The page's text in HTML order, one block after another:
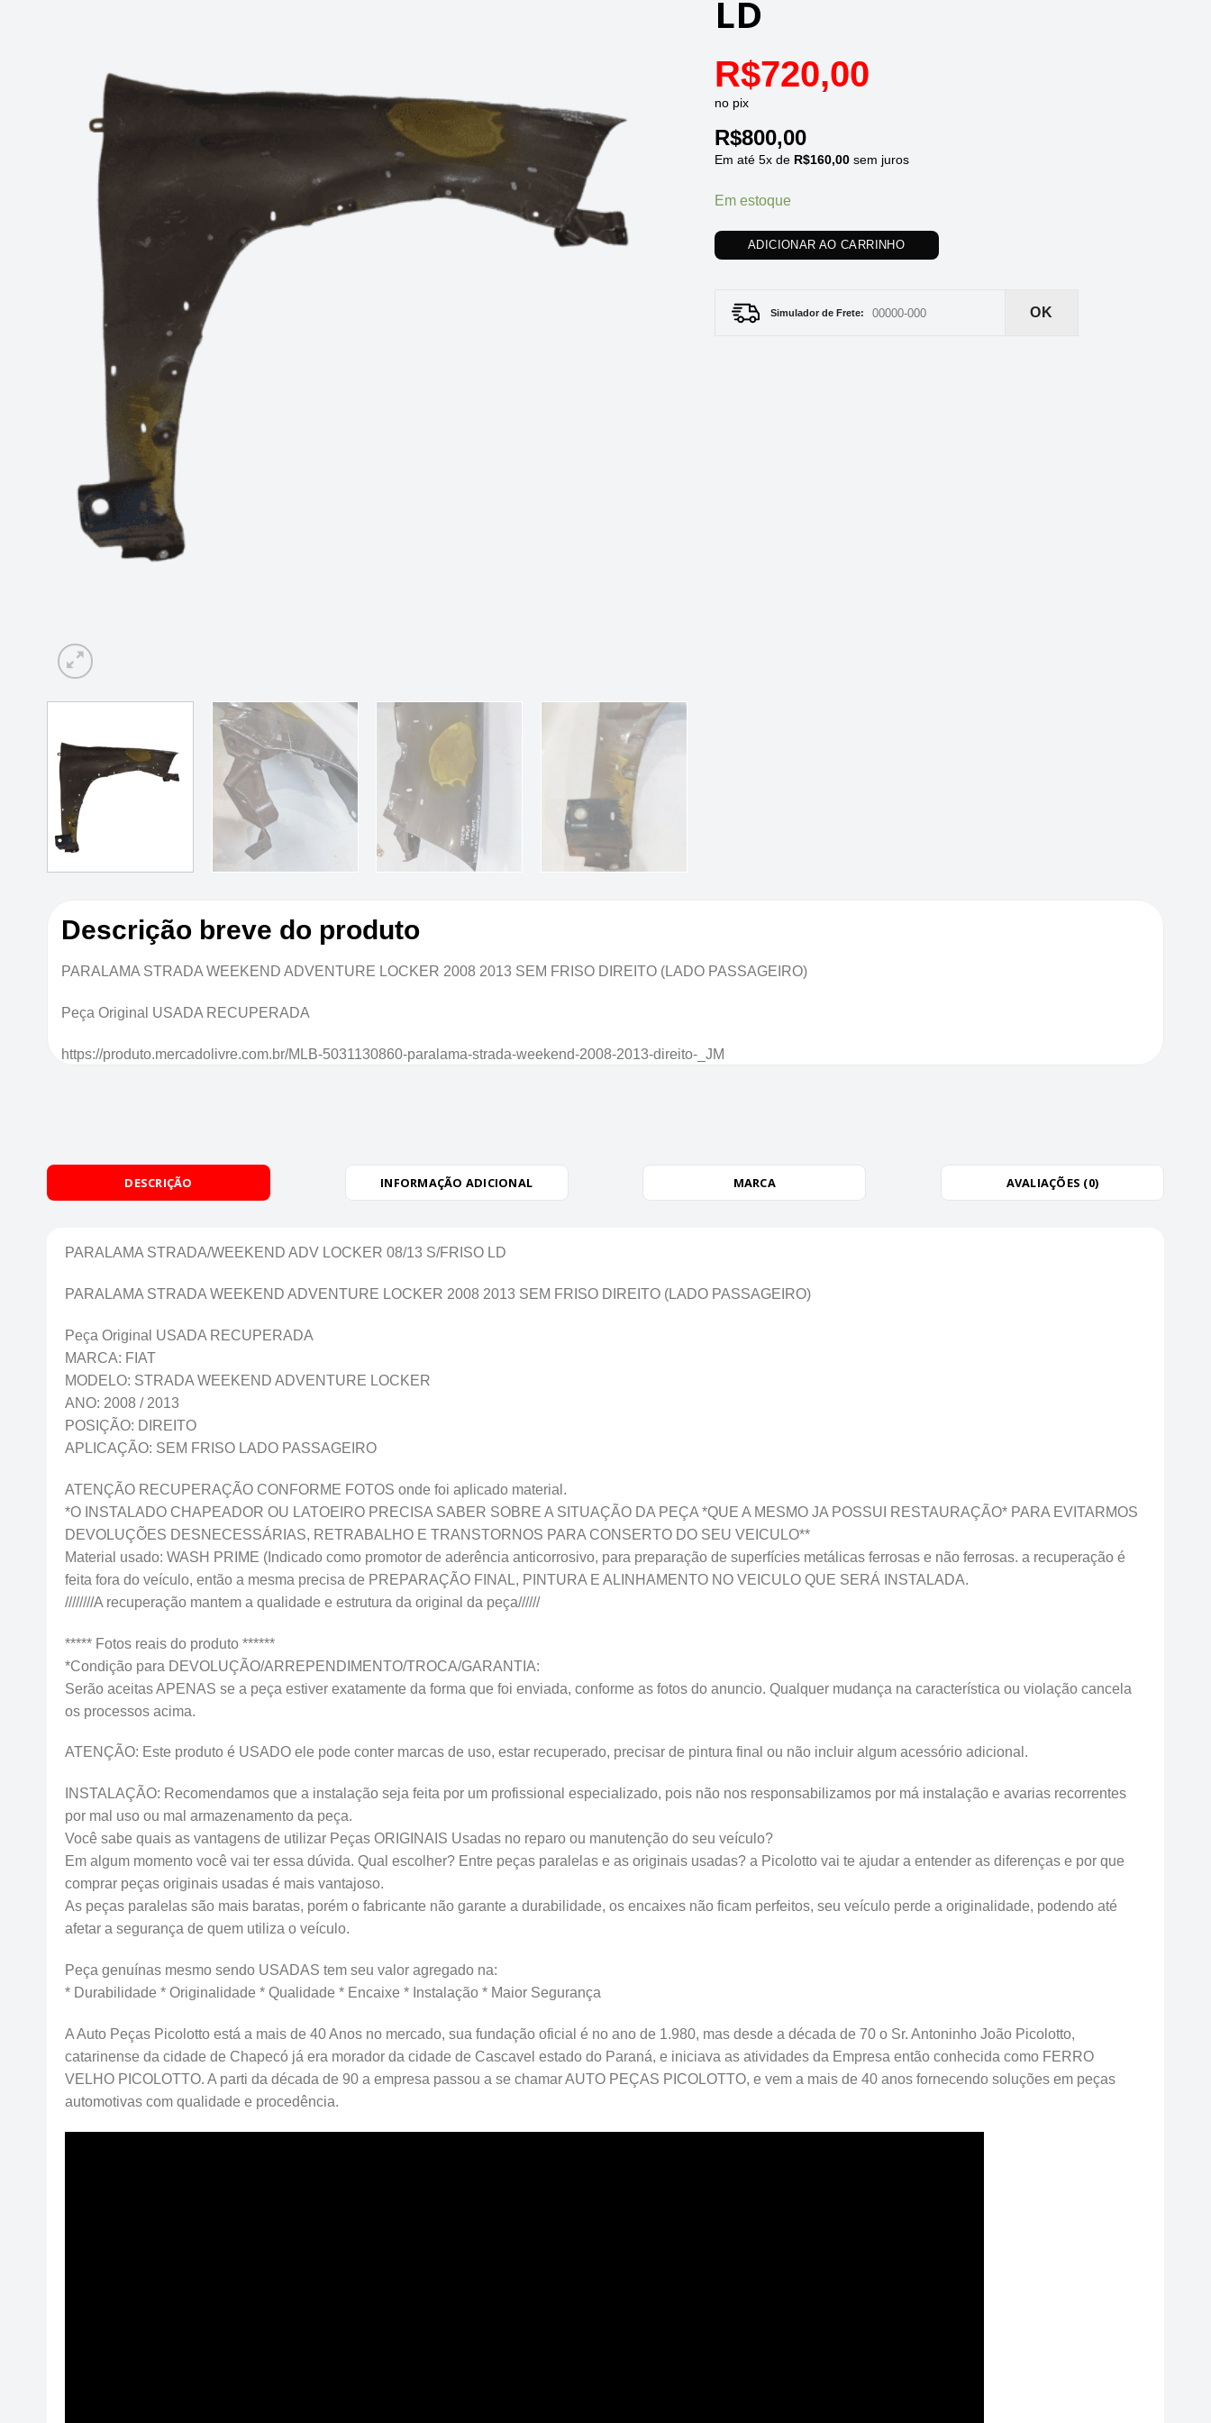
LD
R$720,00
no pix
R$800,00
Em até 5x de R$160,00sem juros
Em estoque
ADICIONAR AO CARRINHO
Simulador de Frete: OK
Descrição breve do produto
PARALAMA STRADA WEEKEND ADVENTURE LOCKER 2008 2013 SEM FRISO DIREITO (LADO PASSAGEIRO)
Peça Original USADA RECUPERADA
https://produto.mercadolivre.com.br/MLB-5031130860-paralama-strada-weekend-2008-2013-direito-_JM
DESCRIÇÃO INFORMAÇÃO ADICIONAL MARCA AVALIAÇÕES (0)
PARALAMA STRADA/WEEKEND ADV LOCKER 08/13 S/FRISO LD
PARALAMA STRADA WEEKEND ADVENTURE LOCKER 2008 2013 SEM FRISO DIREITO (LADO PASSAGEIRO)
Peça Original USADA RECUPERADA
MARCA: FIAT
MODELO: STRADA WEEKEND ADVENTURE LOCKER
ANO: 2008 / 2013
POSIÇÃO: DIREITO
APLICAÇÃO: SEM FRISO LADO PASSAGEIRO
ATENÇÃO RECUPERAÇÃO CONFORME FOTOS onde foi aplicado material.
*O INSTALADO CHAPEADOR OU LATOEIRO PRECISA SABER SOBRE A SITUAÇÃO DA PEÇA *QUE A MESMO JA POSSUI RESTAURAÇÃO* PARA EVITARMOS
DEVOLUÇÕES DESNECESSÁRIAS, RETRABALHO E TRANSTORNOS PARA CONSERTO DO SEU VEICULO**
Material usado: WASH PRIME (Indicado como promotor de aderência anticorrosivo, para preparação de superfícies metálicas ferrosas e não ferrosas. a recuperação é
feita fora do veículo, então a mesma precisa de PREPARAÇÃO FINAL, PINTURA E ALINHAMENTO NO VEICULO QUE SERÁ INSTALADA.
////////A recuperação mantem a qualidade e estrutura da original da peça//////
***** Fotos reais do produto ******
*Condição para DEVOLUÇÃO/ARREPENDIMENTO/TROCA/GARANTIA:
Serão aceitas APENAS se a peça estiver exatamente da forma que foi enviada, conforme as fotos do anuncio. Qualquer mudança na característica ou violação cancela
os processos acima.
ATENÇÃO: Este produto é USADO ele pode conter marcas de uso, estar recuperado, precisar de pintura final ou não incluir algum acessório adicional.
INSTALAÇÃO: Recomendamos que a instalação seja feita por um profissional especializado, pois não nos responsabilizamos por má instalação e avarias recorrentes
por mal uso ou mal armazenamento da peça.
Você sabe quais as vantagens de utilizar Peças ORIGINAIS Usadas no reparo ou manutenção do seu veículo?
Em algum momento você vai ter essa dúvida. Qual escolher? Entre peças paralelas e as originais usadas? a Picolotto vai te ajudar a entender as diferenças e por que
comprar peças originais usadas é mais vantajoso.
As peças paralelas são mais baratas, porém o fabricante não garante a durabilidade, os encaixes não ficam perfeitos, seu veículo perde a originalidade, podendo até
afetar a segurança de quem utiliza o veículo.
Peça genuínas mesmo sendo USADAS tem seu valor agregado na:
* Durabilidade * Originalidade * Qualidade * Encaixe * Instalação * Maior Segurança
A Auto Peças Picolotto está a mais de 40 Anos no mercado, sua fundação oficial é no ano de 1.980, mas desde a década de 70 o Sr. Antoninho João Picolotto,
catarinense da cidade de Chapecó já era morador da cidade de Cascavel estado do Paraná, e iniciava as atividades da Empresa então conhecida como FERRO
VELHO PICOLOTTO. A parti da década de 90 a empresa passou a se chamar AUTO PEÇAS PICOLOTTO, e vem a mais de 40 anos fornecendo soluções em peças
automotivas com qualidade e procedência.